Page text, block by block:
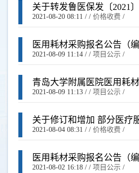
关于转发鲁医保发〔2021
新型 冠状病毒核酸检测项
2021-08-20 08:11 / / 价格收费 /
医用耗材采购报名公告（
WSCL202101018）
2021-08-09 11:14 / / 项目公示/
青岛大学附属医院医用耗
果公示（编号:
2021-08-09 11:13 / / 项目公示/
关于修订和增加 部分医疗
通知（青医保字〔2021〕3
2021-08-04 08:31 / / 价格收费 /
医用耗材采购报名公告（
WSCL202101017）
2021-08-02 16:18 / / 项目公示/